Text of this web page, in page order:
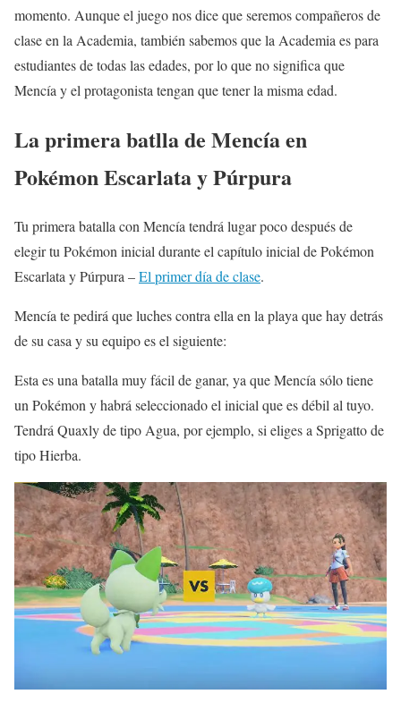
momento. Aunque el juego nos dice que seremos compañeros de
clase en la Academia, también sabemos que la Academia es para
estudiantes de todas las edades, por lo que no significa que
Mencía y el protagonista tengan que tener la misma edad.
La primera batlla de Mencía en
Pokémon Escarlata y Púrpura
Tu primera batalla con Mencía tendrá lugar poco después de
elegir tu Pokémon inicial durante el capítulo inicial de Pokémon
Escarlata y Púrpura –El primer día de clase.
Mencía te pedirá que luches contra ella en la playa que hay detrás
de su casa y su equipo es el siguiente:
Esta es una batalla muy fácil de ganar, ya que Mencía sólo tiene
un Pokémon y habrá seleccionado el inicial que es débil al tuyo.
Tendrá Quaxly de tipo Agua, por ejemplo, si eliges a Sprigatto de
tipo Hierba.